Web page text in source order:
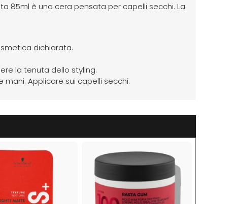
85ml è una cera pensata per capelli secchi. La
dichiarata.
la tenuta dello styling.
Applicare sui capelli secchi.